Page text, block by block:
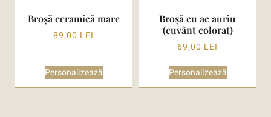
Broșă ceramică mare
89,00 LEI
Personalizează
Broșă cu ac auriu
(cuvânt colorat)
69,00 LEI
Personalizează